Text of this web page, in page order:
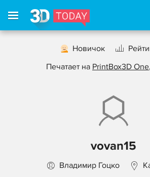
Новичок
Печатает на PrintBox3D One,
vovan15
Владимир Гоцко